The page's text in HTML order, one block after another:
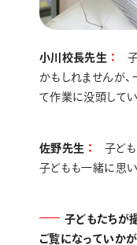
小川校長先生
かもしれませんが
て作業に没頭してい
佐野先生
子ど
子どもも一緒に思
子どもたちが
ご覧になっていか